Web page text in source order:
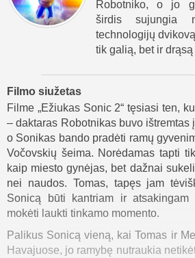
Robotniko, o jo
širdis sujungia
technologijų
tik galią, bet ir
Filmo siužetas
Filme „Ežiukas Sonic 2“ tęsiasi ten,
– daktaras Robotnikas buvo ištremtas
o Sonikas bando pradėti ramų
Vočovskių šeima. Norėdamas tapti
kaip miesto gynėjas, bet dažnai
nei naudos. Tomas, tapęs jam
Sonicą būti kantriam ir
mokėti laukti tinkamo momento.
Palikus Sonicą vieną, kai Tomas ir
Havajuose, jo ramybę nutraukia